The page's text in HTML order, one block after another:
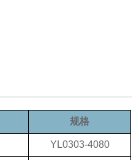
规格
YL0303-4080